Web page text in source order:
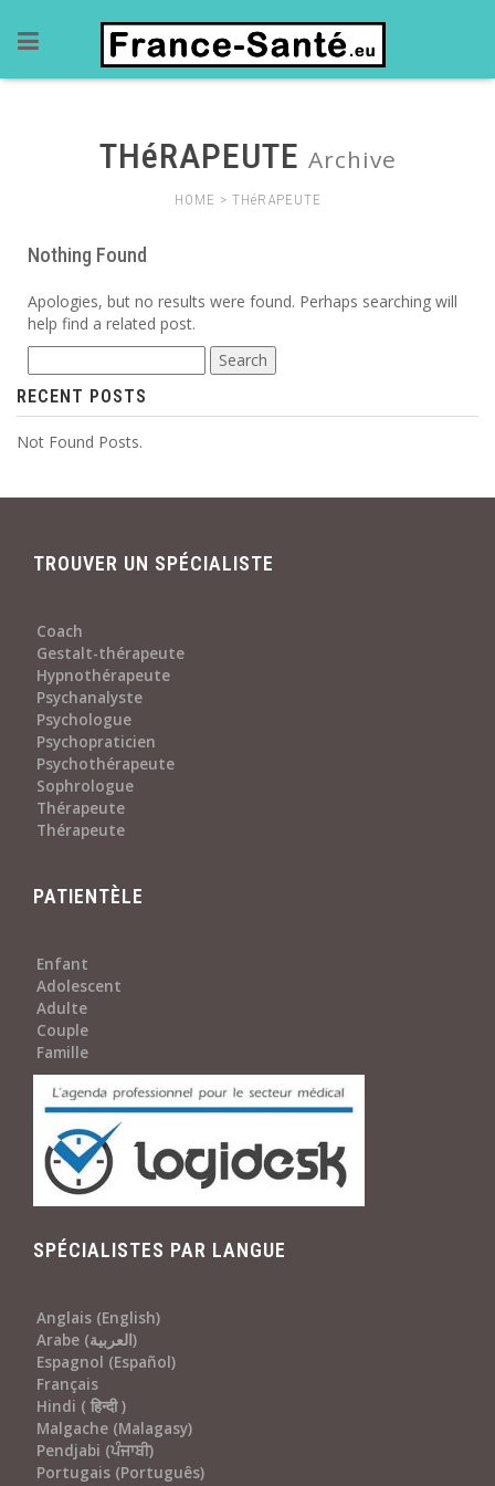
THéRAPEUTE Archive
HOME > THéRAPEUTE
Nothing Found
Apologies, but no results were found. Perhaps searching will
help find a related post.
for:
RECENT POSTS
Not Found Posts.
TROUVER UN SPÉCIALISTE
Coach
Gestalt-thérapeute
Hypnothérapeute
Psychanalyste
Psychologue
Psychopraticien
Psychothérapeute
Sophrologue
Thérapeute
Thérapeute
PATIENTÈLE
Enfant
Adolescent
Adulte
Couple
Famille
SPÉCIALISTES PAR LANGUE
Anglais (English)
Arabe (العربية)
Espagnol (Español)
Français
Hindi ( हिन्दी )
Malgache (Malagasy)
Pendjabi (ਪੰਜਾਬੀ)
Portugais (Português)